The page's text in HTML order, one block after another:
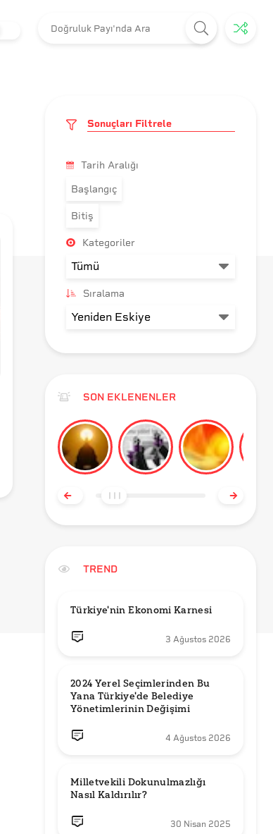
Sonuçları Filtrele
Tarih Aralığı
Başlangıç
Bitiş
Kategoriler
Sıralama
SON EKLENENLER
TREND
Türkiye'nin Ekonomi Karnesi
3 Ağustos 2026
2024 Yerel Seçimlerinden Bu
Yana Türkiye'de Belediye
Yönetimlerinin Değişimi
4 Ağustos 2026
Milletvekili Dokunulmazlığı
Nasıl Kaldırılır?
30 Nisan 2025